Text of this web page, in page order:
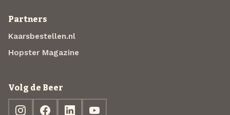
Partners
Kaarsbestellen.nl
Hopster Magazine
Volg de Beer